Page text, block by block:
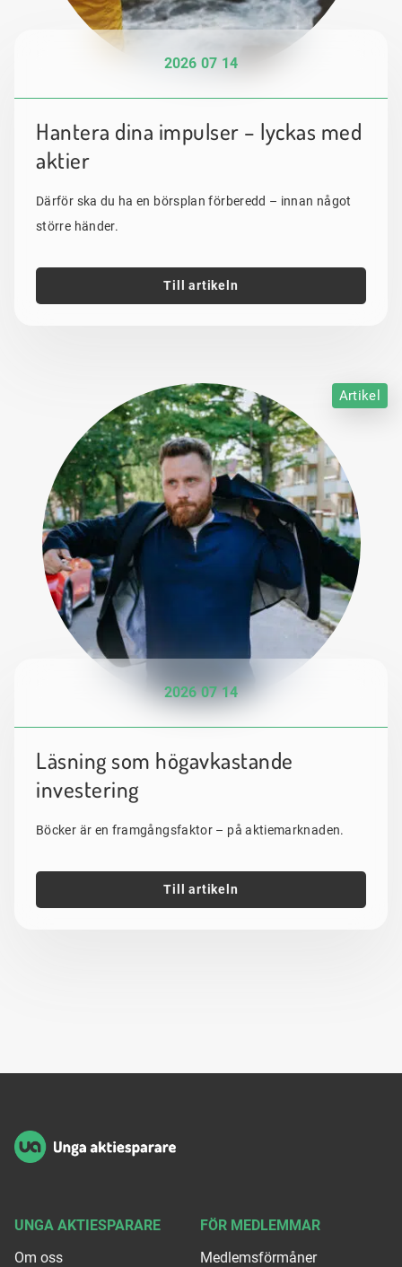
2026 07 14
Hantera dina impulser – lyckas med
aktier
Därför ska du ha en börsplan förberedd – innan något
större händer.
Till artikeln
Artikel
2026 07 14
Läsning som högavkastande
investering
Böcker är en framgångsfaktor – på aktiemarknaden.
Till artikeln
UNGA AKTIESPARARE
Om oss
FÖR MEDLEMMAR
Medlemsförmåner